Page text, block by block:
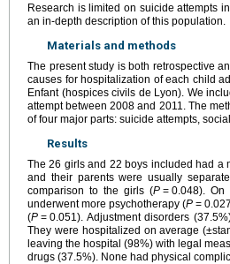
Research is limited on suicide attempts
an in-depth description of this population.
Materials and methods
The present study is both retrospective
causes for hospitalization of each child
Enfant (hospices civils de Lyon). We
attempt between 2008 and 2011. The
of four major parts: suicide attempts,
Results
The 26 girls and 22 boys included had a
and their parents were usually
comparison to the girls (P = 0.048).
underwent more psychotherapy (P =
(P = 0.051). Adjustment disorders
They were hospitalized on average
leaving the hospital (98%) with legal
drugs (37.5%). None had physical